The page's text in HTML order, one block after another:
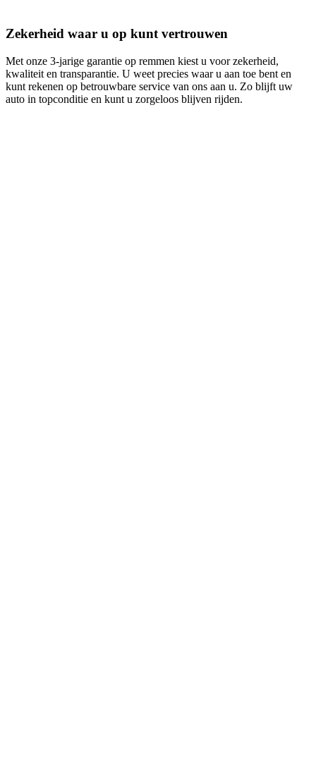
Zekerheid waar u op kunt vertrouwen
Met onze 3‑jarige garantie op remmen kiest u voor zekerheid,
kwaliteit en transparantie. U weet precies waar u aan toe bent en
kunt rekenen op betrouwbare service van ons aan u. Zo blijft uw
auto in topconditie en kunt u zorgeloos blijven rijden.